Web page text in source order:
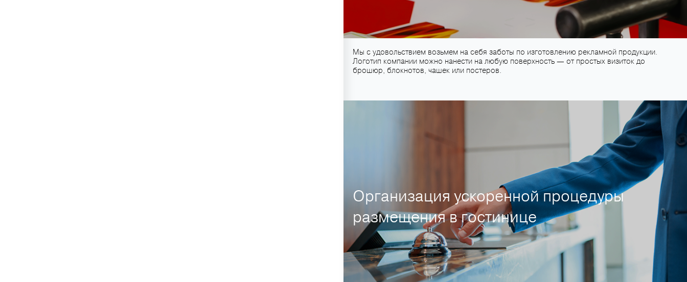
Мы с удовольствием возьмем на себя заботы по изготовлению рекламной продукции.
Логотип компании можно нанести на любую поверхность ― от простых визиток до
брошюр, блокнотов, чашек или постеров.
Организация ускоренной процедуры
размещения в гостинице